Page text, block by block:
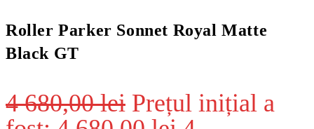
Roller Parker Sonnet Royal Matte
Black GT
4 680,00lei Prețul inițial a